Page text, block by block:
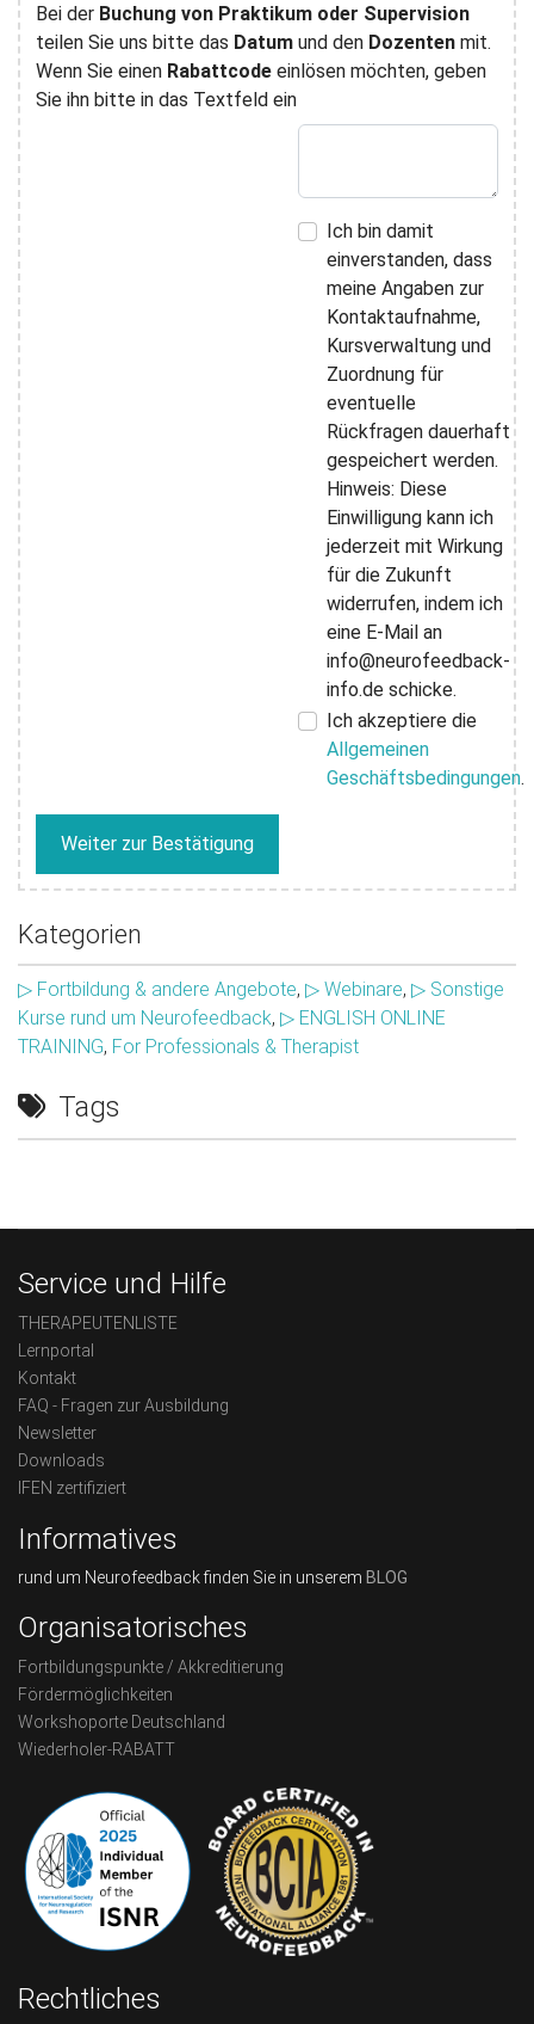
Bei der Buchung von Praktikum oder Supervision
teilen Sie uns bitte das Datum und den Dozentenmit.
Wenn Sie einen Rabattcodeeinlösen möchten, geben
Sie ihn bitte in das Textfeld ein
Ich bin damit
einverstanden, dass
meine Angaben zur
Kontaktaufnahme,
Kursverwaltung und
Zuordnung für
eventuelle
Rückfragen dauerhaft
gespeichert werden.
Hinweis: Diese
Einwilligung kann ich
jederzeit mit Wirkung
für die Zukunft
widerrufen, indem ich
eine E-Mail an
info@neurofeedback-
info.de schicke.
Ich akzeptiere die
Allgemeinen
Geschäftsbedingungen.
Weiter zur Bestätigung
Kategorien
▷ Fortbildung & andere Angebote, ▷ Webinare, ▷ Sonstige
Kurse rund um Neurofeedback, ▷ ENGLISH ONLINE
TRAINING, For Professionals & Therapist
Tags
Service und Hilfe
THERAPEUTENLISTE
Lernportal
Kontakt
FAQ - Fragen zur Ausbildung
Newsletter
Downloads
IFEN zertifiziert
Informatives
rund um Neurofeedback finden Sie in unserem BLOG
Organisatorisches
Fortbildungspunkte / Akkreditierung
Fördermöglichkeiten
Workshoporte Deutschland
Wiederholer-RABATT
Rechtliches